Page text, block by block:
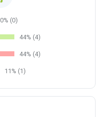
0% (0)
44% (4)
44% (4)
11% (1)